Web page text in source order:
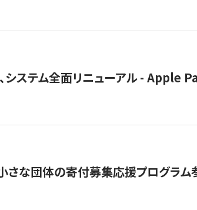
システム全面リニューアル - Apple
さな団体の寄付募集応援プログラ